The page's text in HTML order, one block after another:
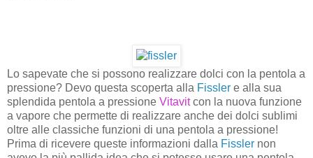
Lo sapevate che si possono realizzare dolci con la pentola a
pressione? Devo questa scoperta alla Fissler e alla sua
splendida pentola a pressione Vitavitcon la nuova funzione
a vapore che permette di realizzare anche dei dolci sublimi
oltre alle classiche funzioni di una pentola a pressione!
Prima di ricevere queste informazioni dalla Fissler non